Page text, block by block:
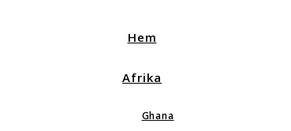
Hem
Afrika
Ghana